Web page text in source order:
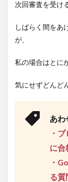
次回審査を受け
しばらく間をあ
が、
私の場合はとに
気にせずどんど
あわ
・
に合
・
る質